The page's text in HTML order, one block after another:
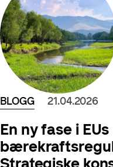
BLOGG 21.04.2026
En ny fase i EUs